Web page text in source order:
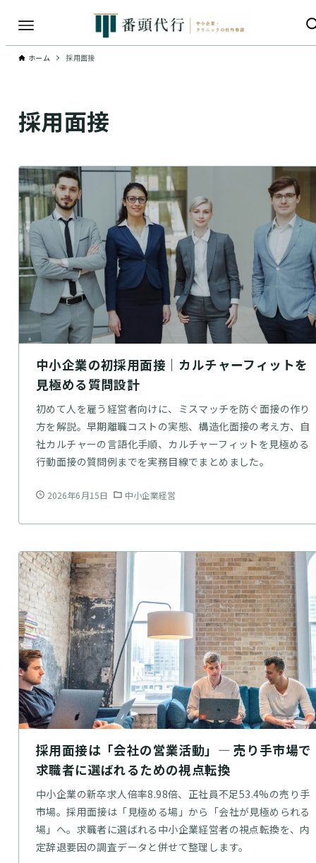
ホーム 採用面接
採用面接
中小企業の初採用面接｜カルチャーフィットを
見極める質問設計
初めて人を雇う経営者向けに、ミスマッチを防ぐ面接の作り
方を解説。早期離職コストの実態、構造化面接の考え方、自
社カルチャーの言語化手順、カルチャーフィットを見極める
行動面接の質問例までを実務目線でまとめました。
2026年6月15日 中小企業経営
採用面接は「会社の営業活動」— 売り手市場で
求職者に選ばれるための視点転換
中小企業の新卒求人倍率8.98倍、正社員不足53.4%の売り手
市場。採用面接は「見極める場」から「会社が見極められる
場」へ。求職者に選ばれる中小企業経営者の視点転換を、内
定辞退要因の調査データと併せて整理します。